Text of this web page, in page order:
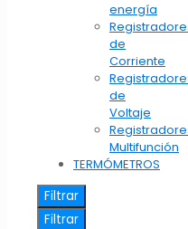
energía
de
Corriente
de
Voltaje
Multifunción
TERMÓMETROS
Filtrar
Filtrar